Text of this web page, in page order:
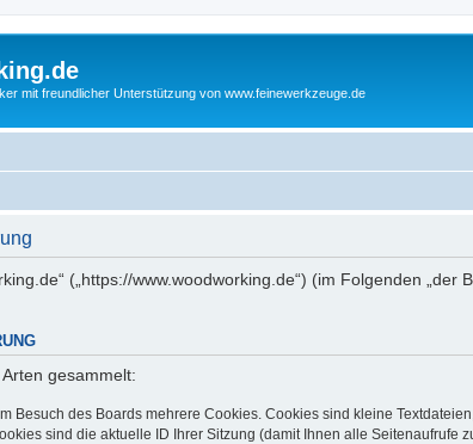
mit freundlicher Unterstützung von www.feinewerkzeuge.de
(„https://www.woodworking.de“) (im Folgenden
gesammelt:
Besuch des Boards mehrere Cookies. Cookies sind kleine
sind die aktuelle ID Ihrer Sitzung (damit Ihnen alle